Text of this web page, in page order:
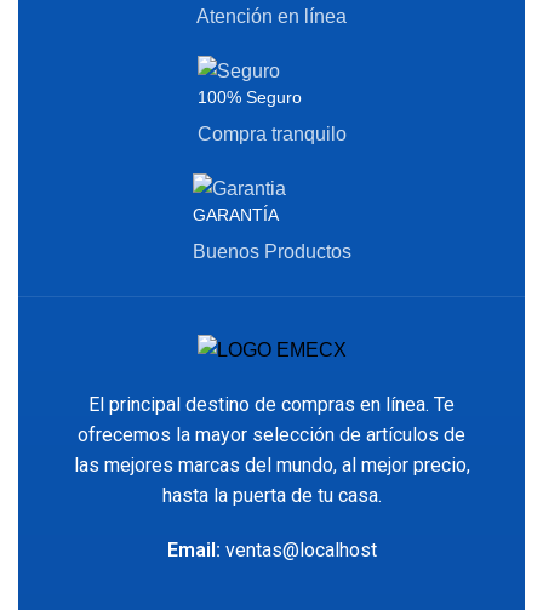
Atención en línea
100% Seguro
Compra tranquilo
GARANTÍA
Buenos Productos
El principal destino de compras en línea. Te
ofrecemos la mayor selección de artículos de
las mejores marcas del mundo, al mejor precio,
hasta la puerta de tu casa.
Email: ventas@localhost